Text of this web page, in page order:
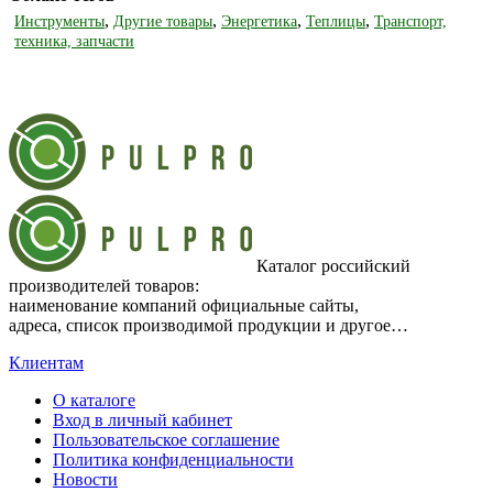
Инструменты, Другие товары, Энергетика, Теплицы, Транспорт,
техника, запчасти
Каталог российский
производителей товаров:
наименование компаний официальные сайты,
адреса, список производимой продукции и другое…
Клиентам
О каталоге
Вход в личный кабинет
Пользовательское соглашение
Политика конфиденциальности
Новости